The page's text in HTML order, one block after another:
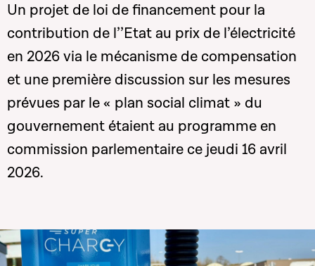
Un projet de loi de financement pour la
contribution de l’’Etat au prix de l’électricité
en 2026 via le mécanisme de compensation
et une première discussion sur les mesures
prévues par le « plan social climat » du
gouvernement étaient au programme en
commission parlementaire ce jeudi 16 avril
2026.